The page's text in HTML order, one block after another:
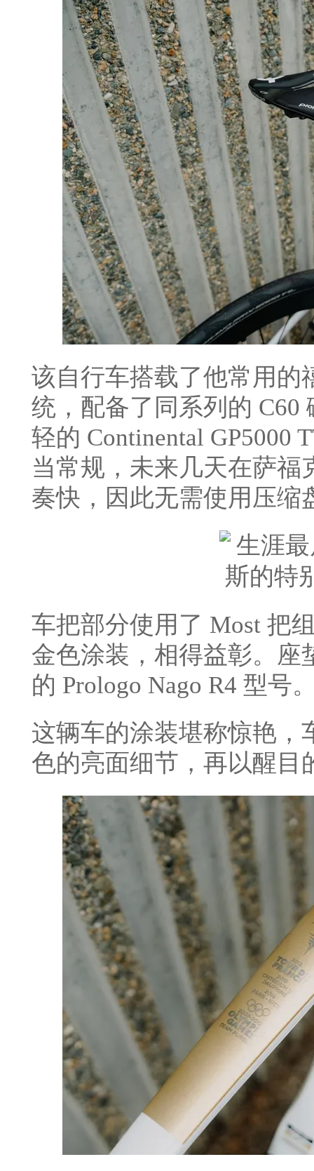
该自行车搭载了他常用的
统，配备了同系列的 C60
轻的 Continental GP5000
当常规，未来几天在萨
奏快，因此无需使用压缩
车把部分使用了 Most 把
金色涂装，相得益彰。座
的 Prologo Nago R4 型号
这辆车的涂装堪称惊艳，
色的亮面细节，再以醒目